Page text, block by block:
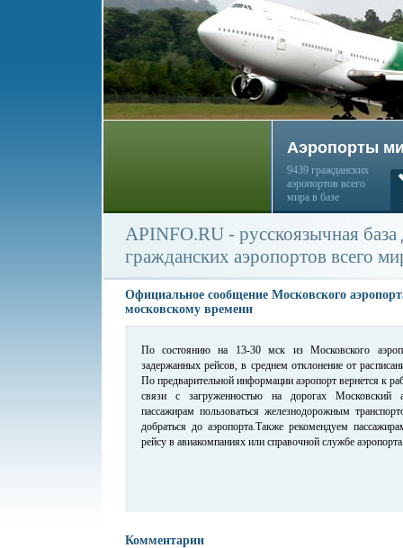
Аэропорты
9439 гражданских
аэропортов всего
мира в базе
APINFO.RU - русскоязычная
гражданских аэропортов всего
Официальное сообщение Московского
московскому времени
По состоянию на 13-30 мск из Московского
задержанных рейсов, в среднем отклонение от
По предварительной информации аэропорт вернется к
связи с загруженностью на дорогах Московский
пассажирам пользоваться железнодорожным
добраться до аэропорта.Также рекомендуем
рейсу в авиакомпаниях или справочной службе
Комментарии